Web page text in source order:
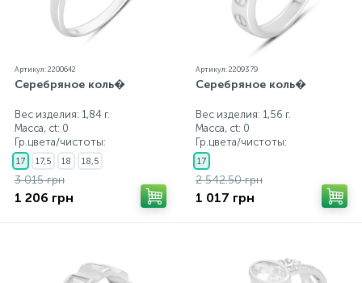
Артикул: 2200642
Серебряное коль�
Вес изделия: 1,84 г.
Масса, ct: 0
Гр.цвета/чистоты:
17 17,5 18 18,5
3 015 грн
1 206 грн
Артикул: 2209379
Серебряное коль�
Вес изделия: 1,56 г.
Масса, ct: 0
Гр.цвета/чистоты:
17
2 542.50 грн
1 017 грн